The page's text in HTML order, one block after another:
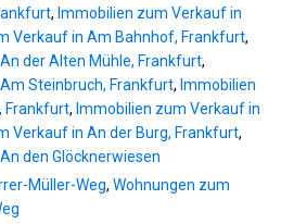
, Immobilien zum Verkauf in
Verkauf in Am Bahnhof, Frankfurt,
der Alten Mühle, Frankfurt,
Steinbruch, Frankfurt, Immobilien
Frankfurt, Immobilien zum Verkauf in
Verkauf in An der Burg, Frankfurt,
den Glöcknerwiesen
Müller-Weg, Wohnungen zum